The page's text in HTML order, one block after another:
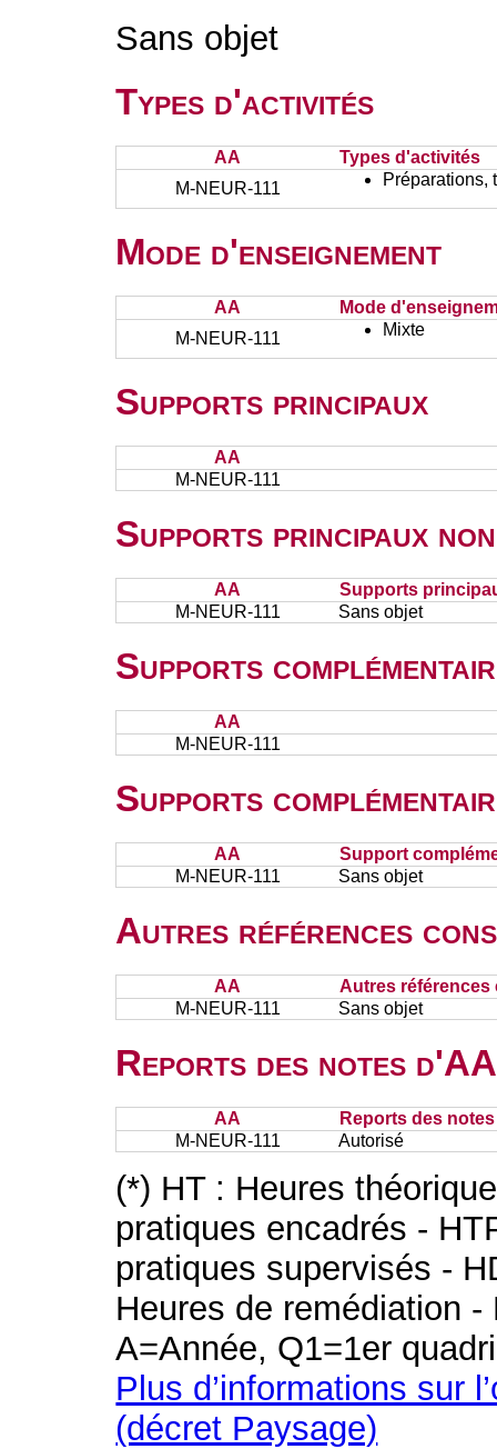
Sans objet
Types d'activités
AA
Types d'activités
M-NEUR-111
Préparations,
Mode d'enseignement
AA
Mode
M-NEUR-111
Mixte
Supports principaux
AA
M-NEUR-111
Supports principaux
AA
Supports
M-NEUR-111
Sans objet
Supports
AA
M-NEUR-111
Supports
AA
Support
M-NEUR-111
Sans objet
Autres références
AA
Autres références
M-NEUR-111
Sans objet
Reports des notes
AA
Reports des
M-NEUR-111
Autorisé
(*) HT : Heures
pratiques encadrés -
pratiques supervisés -
Heures de remédiation
A=Année, Q1=1er
Plus d’informations sur
(décret Paysage)